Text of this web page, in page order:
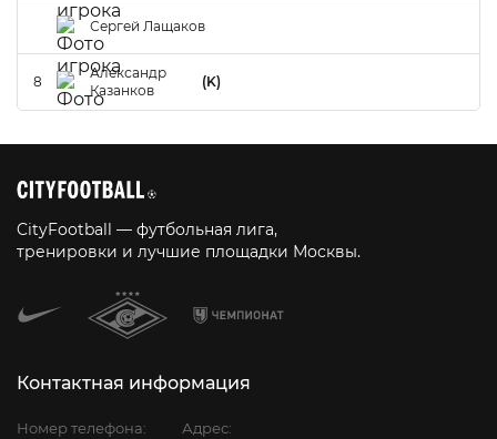
Сергей Лащаков
8
Александр
Казанков
(K)
CityFootball — футбольная лига,
тренировки и лучшие площадки Москвы.
Контактная информация
Номер телефона: Адрес: